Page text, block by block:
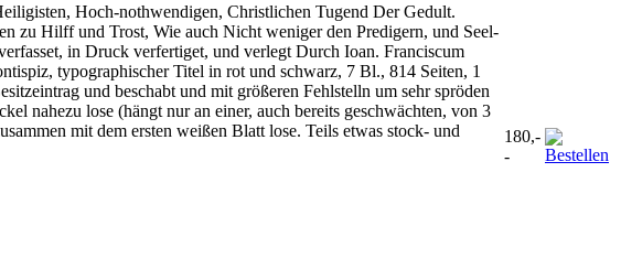
Hoch-nothwendigen, Christlichen Tugend Der Gedult.
zu Hilff und Trost, Wie auch Nicht weniger den Predigern, und Seel-
in Druck verfertiget, und verlegt Durch Ioan. Franciscum
typographischer Titel in rot und schwarz, 7 Bl., 814 Seiten, 1
und beschabt und mit größeren Fehlstelln um sehr spröden
nahezu lose (hängt nur an einer, auch bereits geschwächten, von 3
mit dem ersten weißen Blatt lose. Teils etwas stock- und
180,-
-